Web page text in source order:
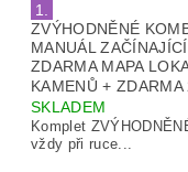
1.
ZVÝHODNĚNÉ
MANUÁL
ZDARMA MAPA
KAMENŮ +
SKLADEM
Komplet
vždy při ruce...